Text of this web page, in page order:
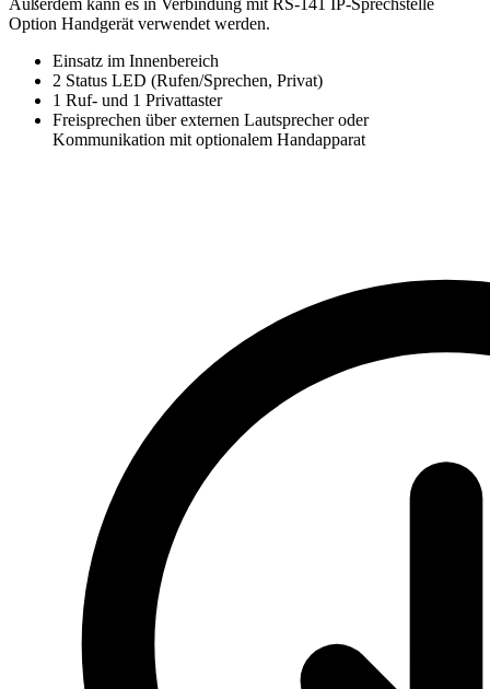
Option Handgerät verwendet werden.
Einsatz im Innenbereich
2 Status LED (Rufen/Sprechen, Privat)
1 Ruf- und 1 Privattaster
Freisprechen über externen Lautsprecher oder
Kommunikation mit optionalem Handapparat